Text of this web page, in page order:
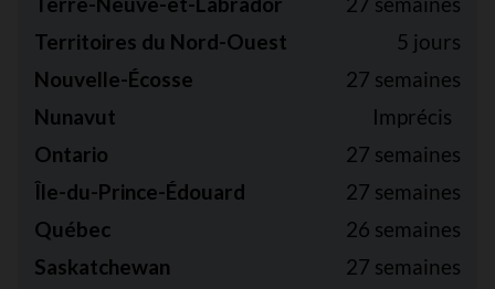
Territoires du Nord-Ouest
5 jours
Nouvelle-Écosse
27 semaines
Nunavut
Imprécis
Ontario
27 semaines
Île-du-Prince-Édouard
27 semaines
Québec
26 semaines
Saskatchewan
27 semaines